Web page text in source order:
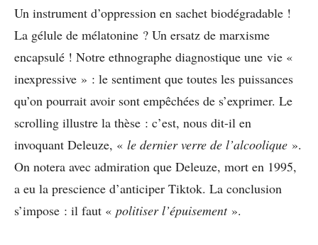
Un instrument d’oppression en sachet biodégradable !
La gélule de mélatonine ? Un ersatz de marxisme
encapsulé ! Notre ethnographe diagnostique une vie «
inexpressive » : le sentiment que toutes les puissances
qu’on pourrait avoir sont empêchées de s’exprimer. Le
scrolling illustre la thèse : c’est, nous dit-il en
invoquant Deleuze, « le dernier verre de l’alcoolique ».
On notera avec admiration que Deleuze, mort en 1995,
a eu la prescience d’anticiper Tiktok. La conclusion
s’impose : il faut « politiser l’épuisement».